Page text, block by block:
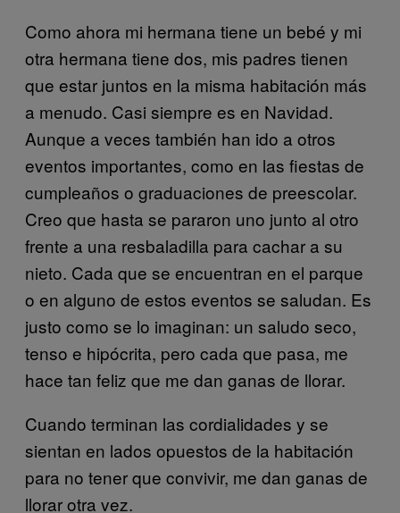
Como ahora mi hermana tiene un bebé y mi
otra hermana tiene dos, mis padres tienen
que estar juntos en la misma habitación más
a menudo. Casi siempre es en Navidad.
Aunque a veces también han ido a otros
eventos importantes, como en las fiestas de
cumpleaños o graduaciones de preescolar.
Creo que hasta se pararon uno junto al otro
frente a una resbaladilla para cachar a su
nieto. Cada que se encuentran en el parque
o en alguno de estos eventos se saludan. Es
justo como se lo imaginan: un saludo seco,
tenso e hipócrita, pero cada que pasa, me
hace tan feliz que me dan ganas de llorar.
Cuando terminan las cordialidades y se
sientan en lados opuestos de la habitación
para no tener que convivir, me dan ganas de
llorar otra vez.